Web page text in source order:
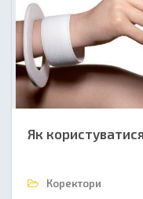
Як
Коректори